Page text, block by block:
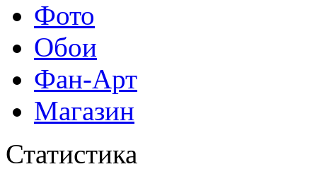
Фото
Обои
Фан-Арт
Магазин
Статистика